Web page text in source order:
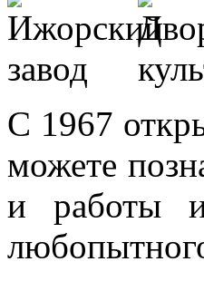
С 1967
можете
и работы